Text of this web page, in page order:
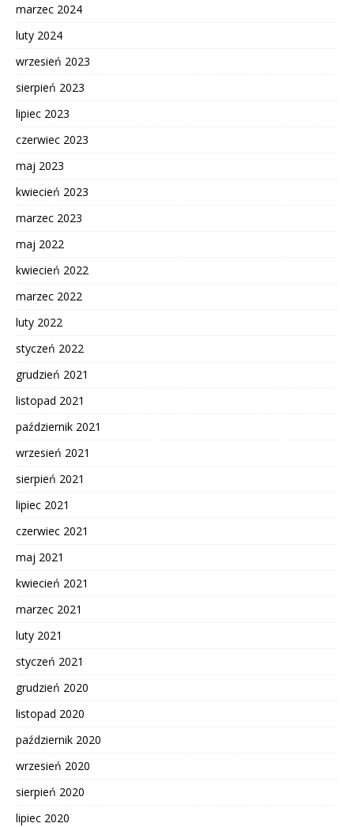
marzec 2024
luty 2024
wrzesień 2023
sierpień 2023
lipiec 2023
czerwiec 2023
maj 2023
kwiecień 2023
marzec 2023
maj 2022
kwiecień 2022
marzec 2022
luty 2022
styczeń 2022
grudzień 2021
listopad 2021
październik 2021
wrzesień 2021
sierpień 2021
lipiec 2021
czerwiec 2021
maj 2021
kwiecień 2021
marzec 2021
luty 2021
styczeń 2021
grudzień 2020
listopad 2020
październik 2020
wrzesień 2020
sierpień 2020
lipiec 2020